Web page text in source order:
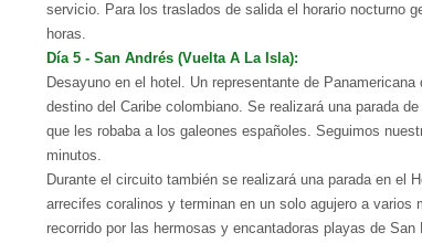
servicio. Para los traslados de salida el horario nocturno
horas.
Día 5 - San Andrés (Vuelta A La Isla):
Desayuno en el hotel. Un representante de
destino del Caribe colombiano. Se realizará una parada
que les robaba a los galeones españoles. Seguimos
minutos.
Durante el circuito también se realizará una parada en el
arrecifes coralinos y terminan en un solo agujero a varios
recorrido por las hermosas y encantadoras playas de